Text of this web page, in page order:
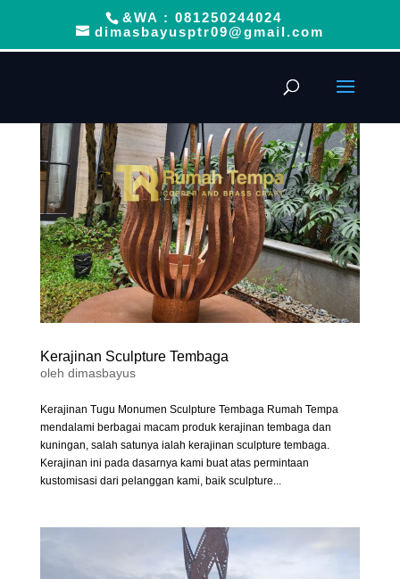
&WA : 081250244024
dimasbayusptr09@gmail.com
Kerajinan Sculpture Tembaga
oleh dimasbayus
Kerajinan Tugu Monumen Sculpture Tembaga Rumah Tempa
mendalami berbagai macam produk kerajinan tembaga dan
kuningan, salah satunya ialah kerajinan sculpture tembaga.
Kerajinan ini pada dasarnya kami buat atas permintaan
kustomisasi dari pelanggan kami, baik sculpture...